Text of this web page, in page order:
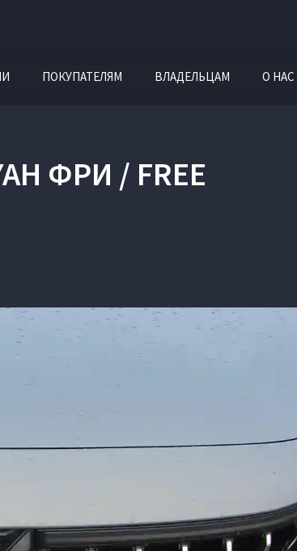
ПОКУПАТЕЛЯМ ВЛАДЕЛЬЦАМ О НАС
ФРИ / FREE